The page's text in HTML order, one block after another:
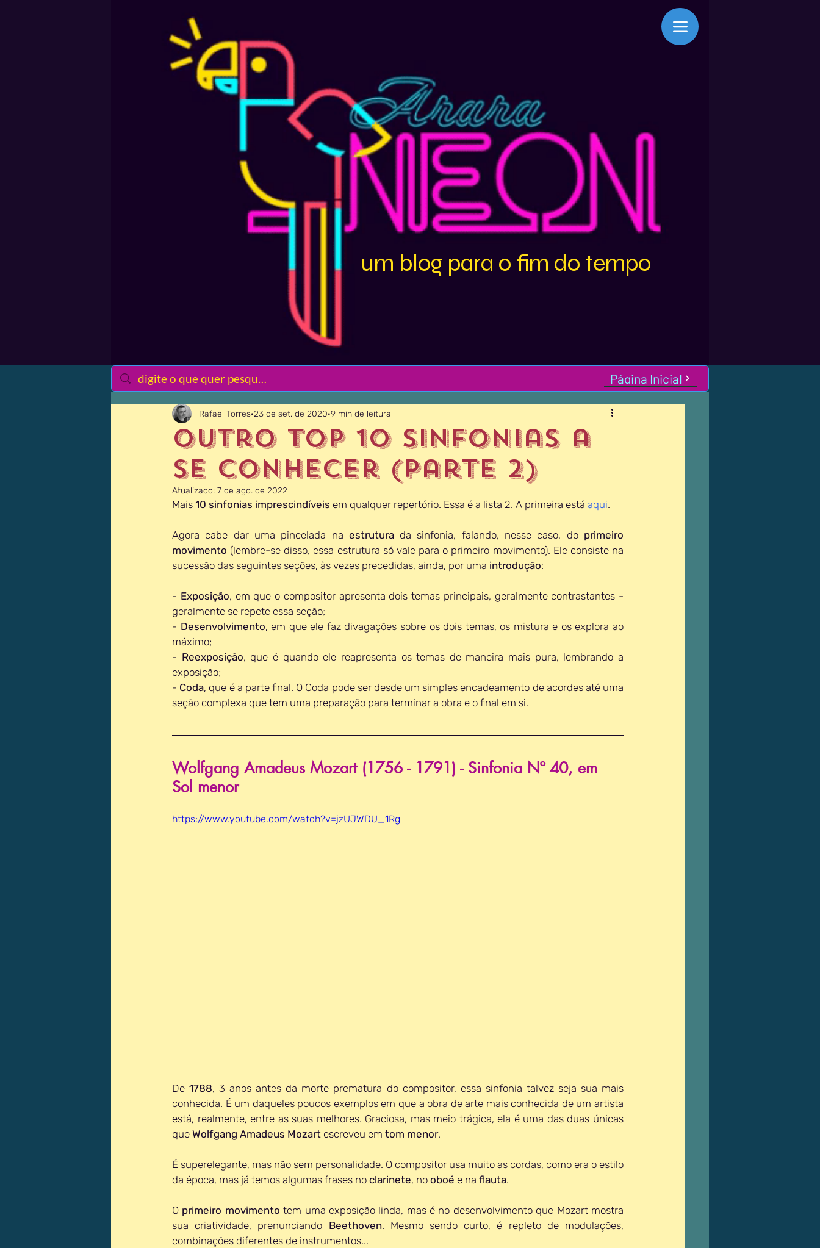
um blog para o fim do tempo
Página Inicial
Outro top 10 Sinfonias a
se conhecer (Parte 2)
Rafael Torres 23 de set. de 2020 9 min de leitura
Atualizado: 7 de ago. de 2022
Mais 10 sinfonias imprescindíveis em qualquer repertório. Essa é a lista 2. A primeira está aqui.
Agora cabe dar uma pincelada na estrutura da sinfonia, falando, nesse caso, do primeiro
movimento (lembre-se disso, essa estrutura só vale para o primeiro movimento). Ele consiste na
sucessão das seguintes seções, às vezes precedidas, ainda, por uma introdução:
- Exposição, em que o compositor apresenta dois temas principais, geralmente contrastantes -
geralmente se repete essa seção;
- Desenvolvimento, em que ele faz divagações sobre os dois temas, os mistura e os explora ao
máximo;
- Reexposição, que é quando ele reapresenta os temas de maneira mais pura, lembrando a
exposição;
- Coda, que é a parte final. O Coda pode ser desde um simples encadeamento de acordes até uma
seção complexa que tem uma preparação para terminar a obra e o final em si.
Wolfgang Amadeus Mozart (1756 - 1791) - Sinfonia Nº 40, em
Sol menor
https://www.youtube.com/watch?v=jzUJWDU_1Rg
De 1788, 3 anos antes da morte prematura do compositor, essa sinfonia talvez seja sua mais
conhecida. É um daqueles poucos exemplos em que a obra de arte mais conhecida de um artista
está, realmente, entre as suas melhores. Graciosa, mas meio trágica, ela é uma das duas únicas
que Wolfgang Amadeus Mozart escreveu em tom menor.
É superelegante, mas não sem personalidade. O compositor usa muito as cordas, como era o estilo
da época, mas já temos algumas frases no clarinete, no oboé e na flauta.
O primeiro movimento tem uma exposição linda, mas é no desenvolvimento que Mozart mostra
sua criatividade, prenunciando Beethoven. Mesmo sendo curto, é repleto de modulações,
combinações diferentes de instrumentos...